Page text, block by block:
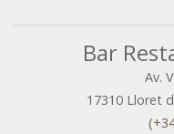
Bar
Av.
17310 Lloret